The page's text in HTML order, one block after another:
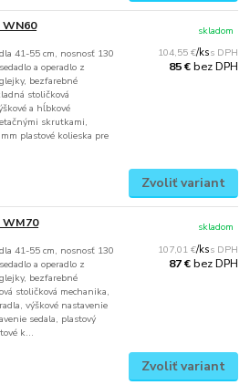
41-55 cm, nosnosť 130
a operadlo z
bezfarebné
stoličková
a hĺbkové
skrutkami,
plastové kolieska pre
104,55 €/ks
85 €bez DPH
skladom
Zvoliť variant
WM70
41-55 cm, nosnosť 130
a operadlo z
bezfarebné
stoličková mechanika,
výškové nastavenie
sedala, plastový
k...
107,01 €/ks
87 €bez DPH
skladom
Zvoliť variant